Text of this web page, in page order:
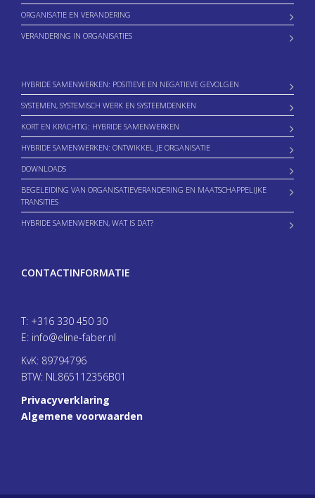
ORGANISATIE EN VERANDERING
VERANDERING IN ORGANISATIES
HYBRIDE SAMENWERKEN: POSITIEVE EN NEGATIEVE GEVOLGEN
SYSTEMEN, SYSTEMISCH WERK EN SYSTEEMDENKEN
KORT EN KRACHTIG: HYBRIDE SAMENWERKEN
HYBRIDE SAMENWERKEN: ONTWIKKEL JE ORGANISATIE
DOWNLOADS
BEGELEIDING VAN ORGANISATIEVERANDERING EN MAATSCHAPPELIJKE
TRANSITIES
HYBRIDE SAMENWERKEN, WAT IS DAT?
CONTACTINFORMATIE
T: +316 330 450 30
E: info@eline-faber.nl
KvK: 89794796
BTW: NL865112356B01
Privacyverklaring
Algemene voorwaarden